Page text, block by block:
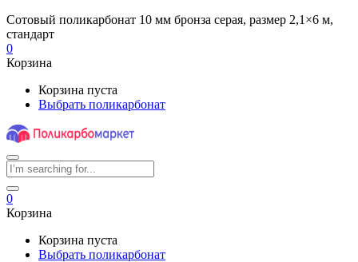
Сотовый поликарбонат 10 мм бронза серая, размер 2,1×6 м,
стандарт
0
Корзина
Корзина пуста
Выбрать поликарбонат
0
Корзина
Корзина пуста
Выбрать поликарбонат